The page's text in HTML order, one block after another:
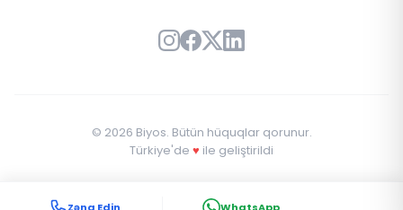
© 2026 Biyos. Bütün hüquqlar qorunur.
Türkiye'de ♥ ile geliştirildi
Zəng Edin WhatsApp